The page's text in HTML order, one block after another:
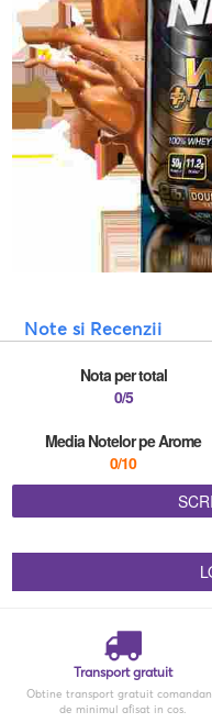
Note si Recenzii
Nota per total
0/5
Media Notelor pe Arome
0/10
Transport gratuit
Obtine transport gratuit
de minimul afisat in cos.